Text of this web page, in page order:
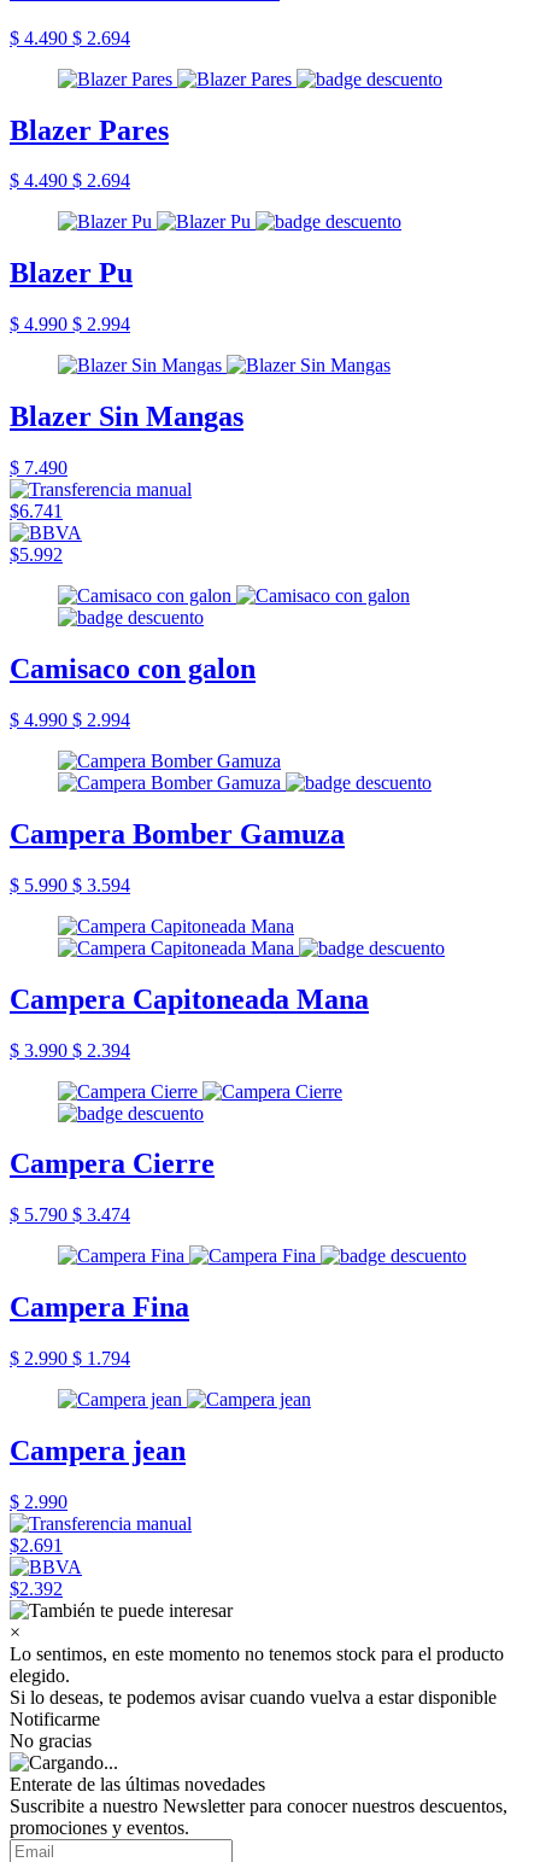
$ 4.490 $ 2.694
Blazer Pares
$ 4.490 $ 2.694
Blazer Pu
$ 4.990 $ 2.994
Blazer Sin Mangas
$ 7.490
$6.741
$5.992
Camisaco con galon
$ 4.990 $ 2.994
Campera Bomber Gamuza
$ 5.990 $ 3.594
Campera Capitoneada Mana
$ 3.990 $ 2.394
Campera Cierre
$ 5.790 $ 3.474
Campera Fina
$ 2.990 $ 1.794
Campera jean
$ 2.990
$2.691
$2.392
×
Lo sentimos, en este momento no tenemos stock para el producto
elegido.
Si lo deseas, te podemos avisar cuando vuelva a estar disponible
Notificarme
No gracias
Enterate de las últimas novedades
Suscribite a nuestro Newsletter para conocer nuestros descuentos,
promociones y eventos.